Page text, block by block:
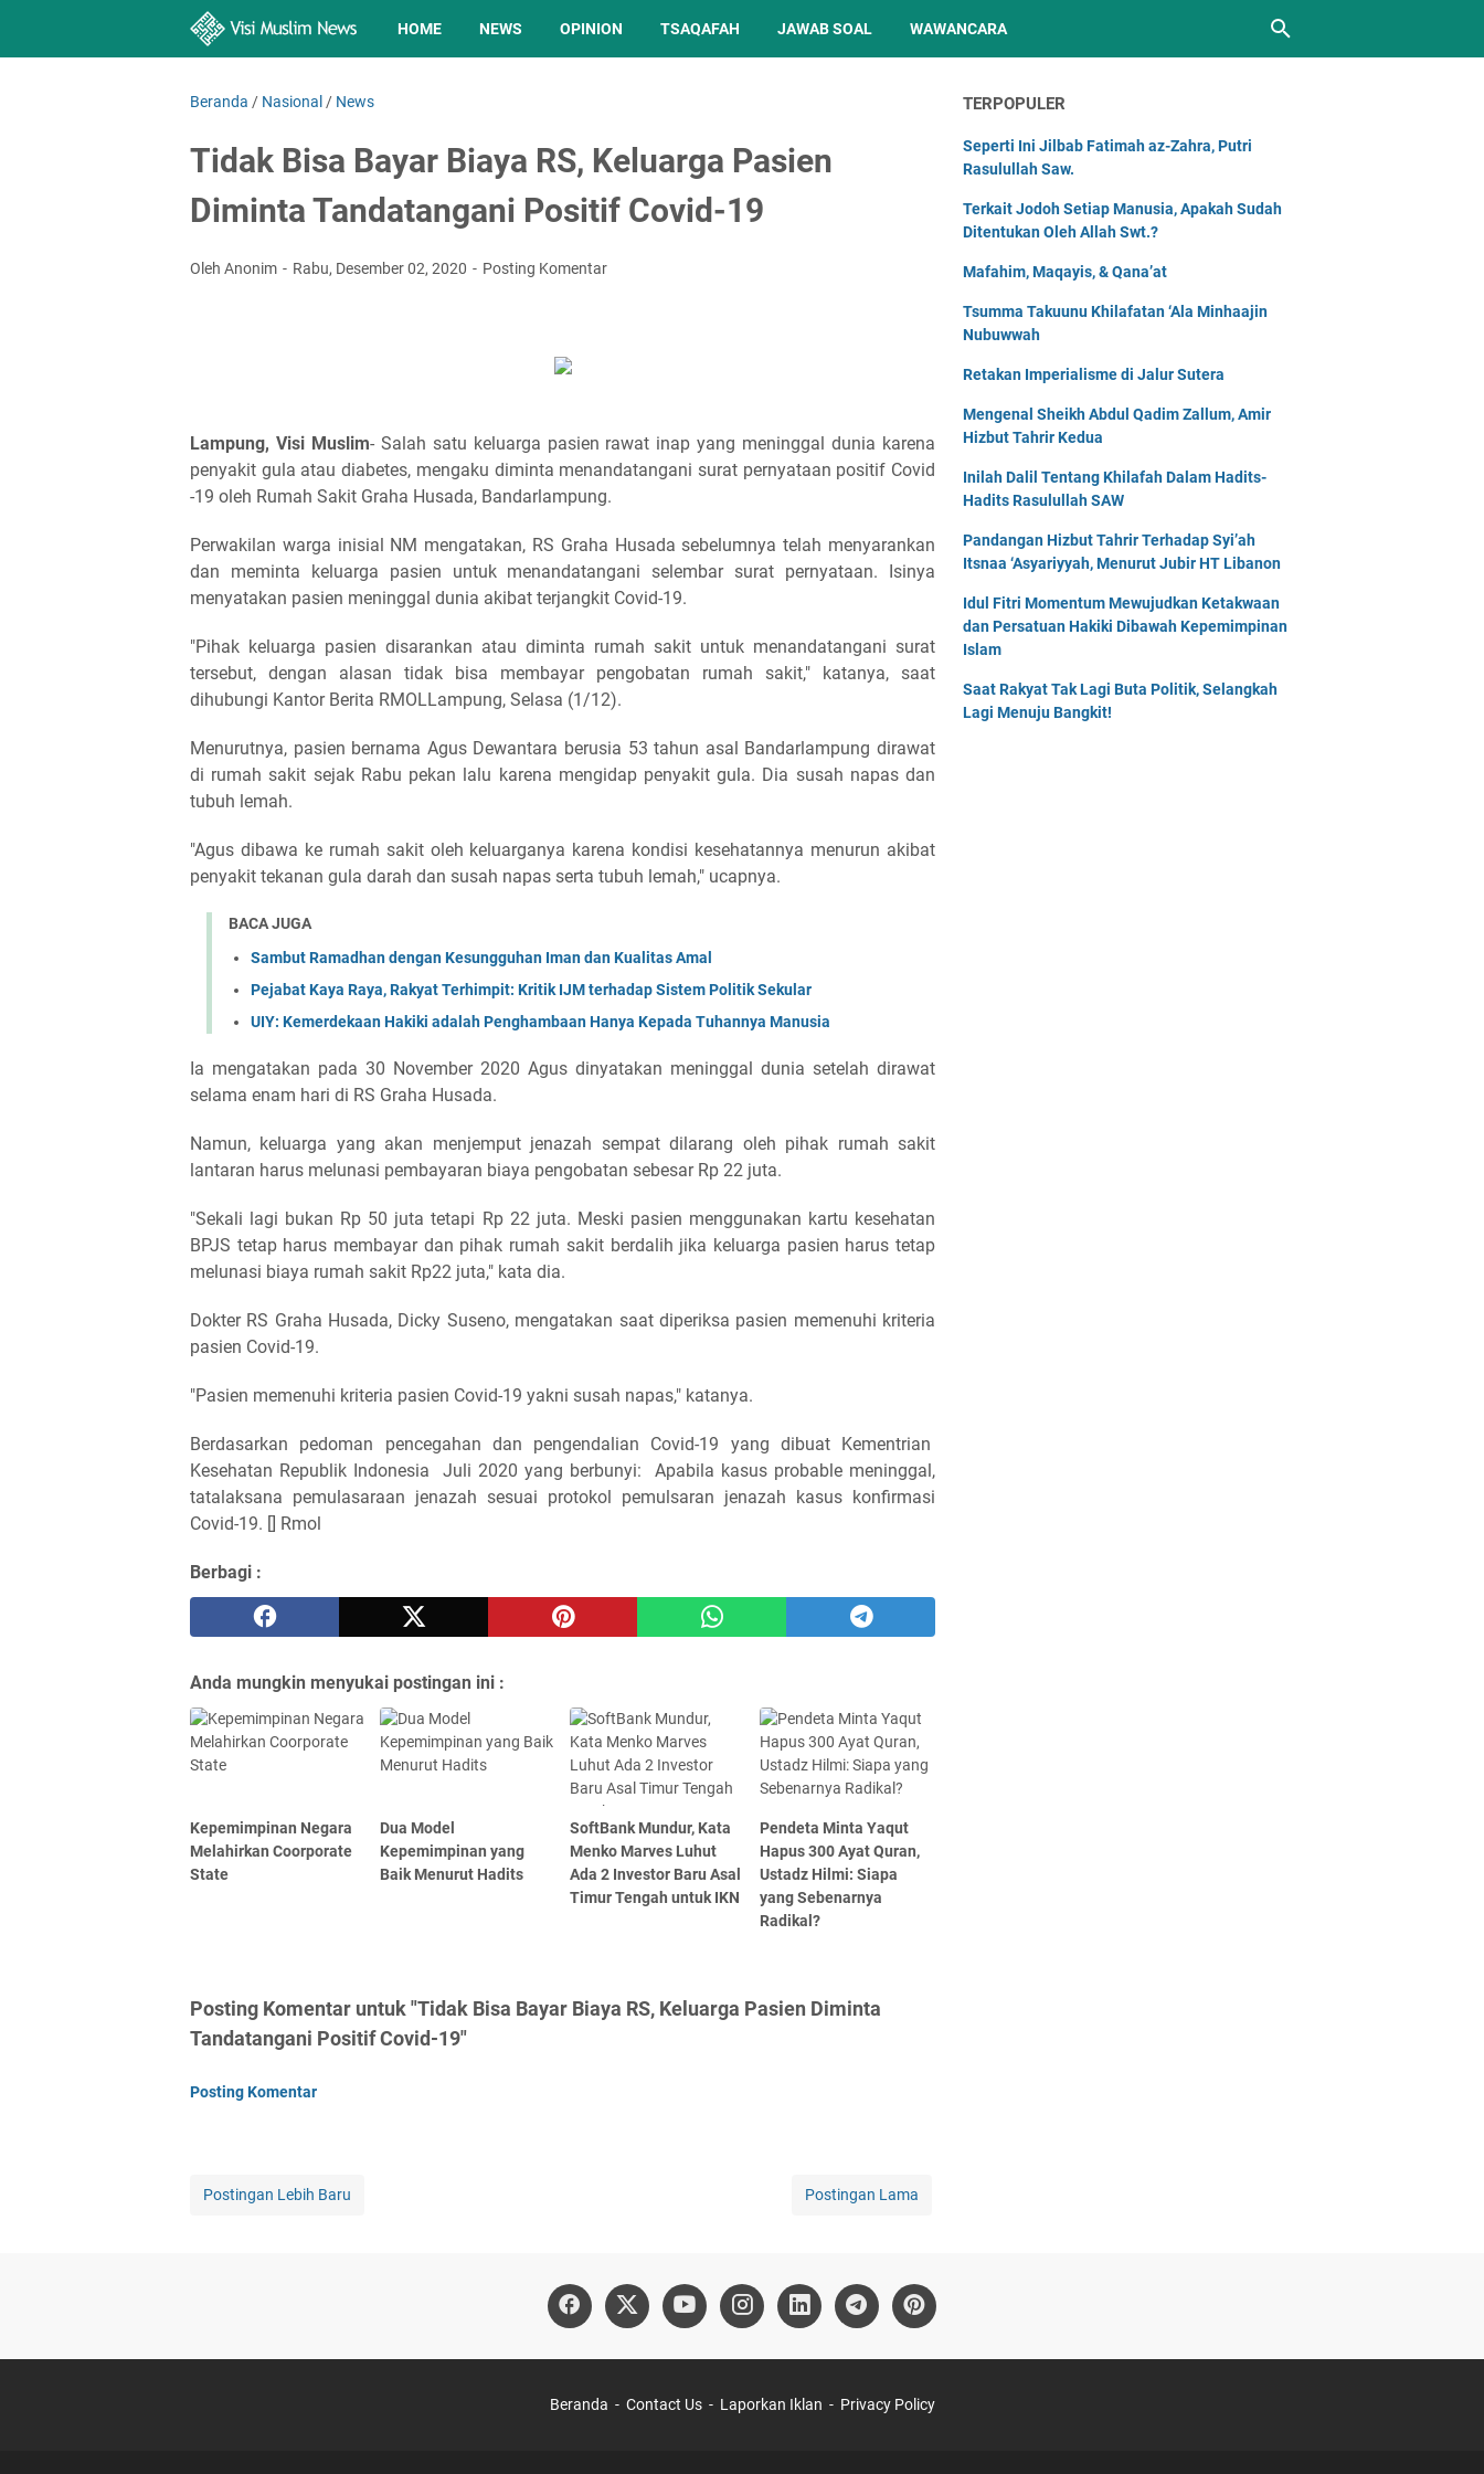
HOME NEWS OPINION TSAQAFAH JAWAB SOAL WAWANCARA
Beranda / Nasional / News
Tidak Bisa Bayar Biaya RS, Keluarga Pasien
Diminta Tandatangani Positif Covid-19
Oleh Anonim Rabu, Desember 02, 2020 Posting Komentar
Lampung, Visi Muslim- Salah satu keluarga pasien rawat inap yang meninggal dunia karena
penyakit gula atau diabetes, mengaku diminta menandatangani surat pernyataan positif Covid
-19 oleh Rumah Sakit Graha Husada, Bandarlampung.
Perwakilan warga inisial NM mengatakan, RS Graha Husada sebelumnya telah menyarankan
dan meminta keluarga pasien untuk menandatangani selembar surat pernyataan. Isinya
menyatakan pasien meninggal dunia akibat terjangkit Covid-19.
"Pihak keluarga pasien disarankan atau diminta rumah sakit untuk menandatangani surat
tersebut, dengan alasan tidak bisa membayar pengobatan rumah sakit," katanya, saat
dihubungi Kantor Berita RMOLLampung, Selasa (1/12).
Menurutnya, pasien bernama Agus Dewantara berusia 53 tahun asal Bandarlampung dirawat
di rumah sakit sejak Rabu pekan lalu karena mengidap penyakit gula. Dia susah napas dan
tubuh lemah.
"Agus dibawa ke rumah sakit oleh keluarganya karena kondisi kesehatannya menurun akibat
penyakit tekanan gula darah dan susah napas serta tubuh lemah," ucapnya.
BACA JUGA
Sambut Ramadhan dengan Kesungguhan Iman dan Kualitas Amal
Pejabat Kaya Raya, Rakyat Terhimpit: Kritik IJM terhadap Sistem Politik Sekular
UIY: Kemerdekaan Hakiki adalah Penghambaan Hanya Kepada Tuhannya Manusia
Ia mengatakan pada 30 November 2020 Agus dinyatakan meninggal dunia setelah dirawat
selama enam hari di RS Graha Husada.
Namun, keluarga yang akan menjemput jenazah sempat dilarang oleh pihak rumah sakit
lantaran harus melunasi pembayaran biaya pengobatan sebesar Rp 22 juta.
"Sekali lagi bukan Rp 50 juta tetapi Rp 22 juta. Meski pasien menggunakan kartu kesehatan
BPJS tetap harus membayar dan pihak rumah sakit berdalih jika keluarga pasien harus tetap
melunasi biaya rumah sakit Rp22 juta," kata dia.
Dokter RS Graha Husada, Dicky Suseno, mengatakan saat diperiksa pasien memenuhi kriteria
pasien Covid-19.
"Pasien memenuhi kriteria pasien Covid-19 yakni susah napas," katanya.
Berdasarkan pedoman pencegahan dan pengendalian Covid-19 yang dibuat Kementrian
Kesehatan Republik Indonesia Juli 2020 yang berbunyi: Apabila kasus probable meninggal,
tatalaksana pemulasaraan jenazah sesuai protokol pemulsaran jenazah kasus konfirmasi
Covid-19. [] Rmol
Berbagi :
Anda mungkin menyukai postingan ini :
Kepemimpinan Negara
Melahirkan Coorporate
State
Dua Model
Kepemimpinan yang
Baik Menurut Hadits
SoftBank Mundur, Kata
Menko Marves Luhut
Ada 2 Investor Baru Asal
Timur Tengah untuk IKN
Pendeta Minta Yaqut
Hapus 300 Ayat Quran,
Ustadz Hilmi: Siapa
yang Sebenarnya
Radikal?
Posting Komentar untuk "Tidak Bisa Bayar Biaya RS, Keluarga Pasien Diminta
Tandatangani Positif Covid-19"
Posting Komentar
Postingan Lebih Baru Postingan Lama
TERPOPULER
Seperti Ini Jilbab Fatimah az-Zahra, Putri
Rasulullah Saw.
Terkait Jodoh Setiap Manusia, Apakah Sudah
Ditentukan Oleh Allah Swt.?
Mafahim, Maqayis, & Qana’at
Tsumma Takuunu Khilafatan ‘Ala Minhaajin
Nubuwwah
Retakan Imperialisme di Jalur Sutera
Mengenal Sheikh Abdul Qadim Zallum, Amir
Hizbut Tahrir Kedua
Inilah Dalil Tentang Khilafah Dalam Hadits-
Hadits Rasulullah SAW
Pandangan Hizbut Tahrir Terhadap Syi’ah
Itsnaa ‘Asyariyyah, Menurut Jubir HT Libanon
Idul Fitri Momentum Mewujudkan Ketakwaan
dan Persatuan Hakiki Dibawah Kepemimpinan
Islam
Saat Rakyat Tak Lagi Buta Politik, Selangkah
Lagi Menuju Bangkit!
Beranda Contact Us Laporkan Iklan Privacy Policy